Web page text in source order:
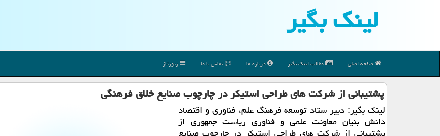
لینك بگیر
صفحه اصلی مطالب لینك بگیر درباره ما تماس با ما رپورتاژ
پشتیبانی از شركت های طراحی استیكر در چارچوب صنایع خلاق فرهنگی
لینك بگیر: دبیر ستاد توسعه فرهنگ علم، فناوری و اقتصاد
دانش بنیان معاونت علمی و فناوری ریاست جمهوری از